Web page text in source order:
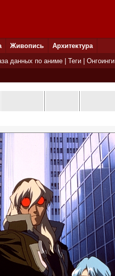
Живопись Архитектура
данных по аниме Теги Онгоинги